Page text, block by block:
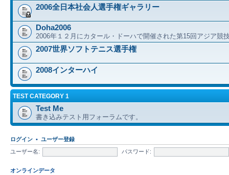
2006全日本社会人選手権ギャラリー
Doha2006
2006年１２月にカタール・ドーハで開催された第15回アジア競
2007世界ソフトテニス選手権
2008インターハイ
TEST CATEGORY 1
Test Me
書き込みテスト用フォーラムです。
ログイン • ユーザー登録
ユーザー名: パスワード:
オンラインデータ